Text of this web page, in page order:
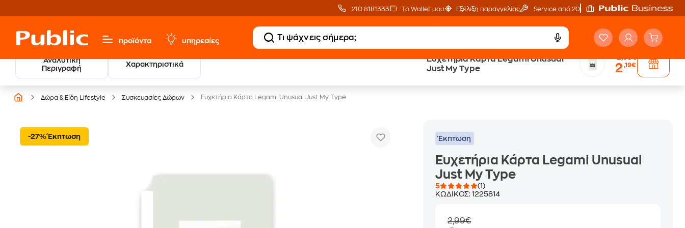
210 8181333 Το Wallet μου Εξέλιξη παραγγελίας Service από 20'
προϊόντα υπηρεσίες
Αναλυτική
Περιγραφή
Χαρακτηριστικά
Ευχετήρια Κάρτα Legami Unusual
Just My Type
2,19€
Βρες τους νικητές
των Βραβείων Βιβλίου
eGift Card
Δώρα & Είδη Lifestyle Συσκευασίες Δώρων Ευχετήρια Κάρτα Legami Unusual Just My Type
-27% Έκπτωση Έκπτωση
Ευχετήρια Κάρτα Legami Unusual
Just My Type
5
(1)
ΚΩΔΙΚΟΣ:1225814
2,99€